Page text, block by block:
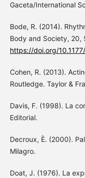
Gaceta/International
Bode, R. (2014).
Body and Society, 20,
https://doi.org/
Cohen, R. (2013).
Routledge. Taylor &
Davis, F. (1998). La
Editorial.
Decroux, È. (2000).
Milagro.
Doat, J. (1976). La